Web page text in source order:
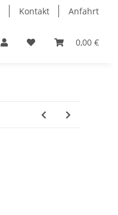
Kontakt Anfahrt
0,00 €